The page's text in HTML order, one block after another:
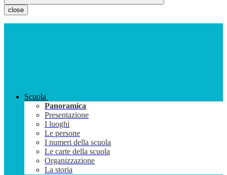
close
Scuola
Panoramica
Presentazione
I luoghi
Le persone
I numeri della scuola
Le carte della scuola
Organizzazione
La storia